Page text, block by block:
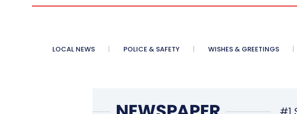
LOCAL NEWS POLICE & SAFETY WISHES & GREETINGS